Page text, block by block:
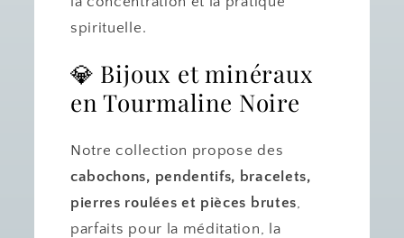
spirituelle.
💎 Bijoux et minéraux
en Tourmaline Noire
Notre collection propose des
cabochons, pendentifs, bracelets,
pierres roulées et pièces brutes,
parfaits pour la méditation, la